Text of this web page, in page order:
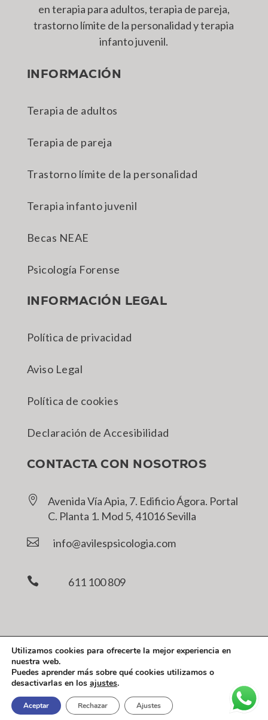
en terapia para adultos, terapia de pareja,
trastorno límite de la personalidad y terapia
infanto juvenil.
INFORMACIÓN
Terapia de adultos
Terapia de pareja
Trastorno límite de la personalidad
Terapia infanto juvenil
Becas NEAE
Psicología Forense
INFORMACIÓN LEGAL
Política de privacidad
Aviso Legal
Política de cookies
Declaración de Accesibilidad
CONTACTA CON NOSOTROS

Avenida Vía Apia, 7. Edificio Ágora. Portal
C. Planta 1. Mod 5, 41016 Sevilla
 info@avilespsicologia.com
 611 100 809
Diseñado por D&A Code Projects
Utilizamos cookies para ofrecerte la mejor experiencia en
nuestra web.
Puedes aprender más sobre qué cookies utilizamos o
desactivarlas en los ajustes.
Aceptar Rechazar Ajustes